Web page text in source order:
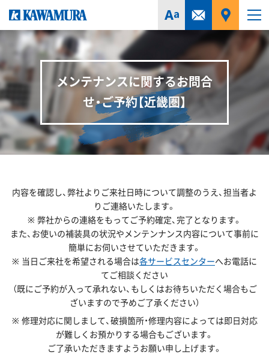
メンテナンスに関するお問合
せ・ご予約【近畿圏】
内容を確認し、弊社よりご来社日時について調整のうえ、担当者よ
りご連絡いたします。
※ 弊社からの連絡をもってご予約確定、完了となります。
また、お使いの補装具の状況やメンテンナンス内容について事前に
簡単にお伺いさせていただきます。
※ 当日ご来社を希望される場合は各サービスセンターへお電話に
てご相談ください
（既にご予約が入って承れない、もしくはお待ちいただく場合もご
ざいますので予めご了承ください）
※ 修理対応に関しまして、破損箇所・修理内容によっては即日対応
が難しくお預かりする場合もございます。
ご了承いただきますようお願い申し上げます。